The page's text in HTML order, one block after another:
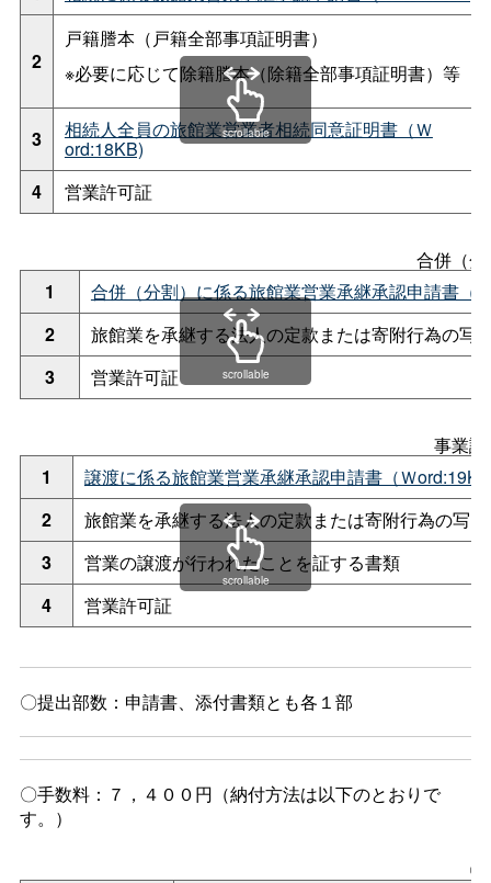
2
戸籍謄本（戸籍全部事項証明書）
※必要に応じて除籍謄本（除籍全部事項証明書）等
3 相続人全員の旅館業営業者相続同意証明書（Ｗ
ord:18KB)
4
営業許可証
scrollable
合併（
1
合併（分割）に係る旅館業営業承継承認申請書（
2
旅館業を承継する法人の定款または寄附行為の写
3
営業許可証 scrollable
事業
1
譲渡に係る旅館業営業承継承認申請書（Ｗ
2
旅館業を承継する法人の定款または寄附行為の写し
3
営業の譲渡が行われたことを証する書類
4
営業許可証
scrollable
〇提出部数：申請書、添付書類とも各１部
〇手数料：７，４００円（納付方法は以下のとおりで
す。）